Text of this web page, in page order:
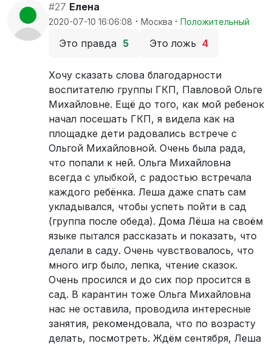
#27 Елена
2020-07-10 16:06:08 · Москва · Положительный
Это правда 5 Это ложь 4
Хочу сказать слова благодарности
воспитателю группы ГКП, Павловой Ольге
Михайловне. Ещё до того, как мой ребенок
начал посешать ГКП, я видела как на
площадке дети радовались встрече с
Ольгой Михайловной. Очень была рада,
что попали к ней. Ольга Михайловна
всегда с улыбкой, с радостью встречала
каждого ребёнка. Леша даже спать сам
укладывался, чтобы успеть пойти в сад
(группа после обеда). Дома Лёша на своём
языке пытался рассказать и показать, что
делали в саду. Очень чувствовалось, что
много игр было, лепка, чтение сказок.
Очень просился и до сих пор просится в
сад. В карантин тоже Ольга Михайловна
нас не оставила, проводила интересные
занятия, рекомендовала, что по возрасту
делать, посмотреть. Ждём сентября, Леша